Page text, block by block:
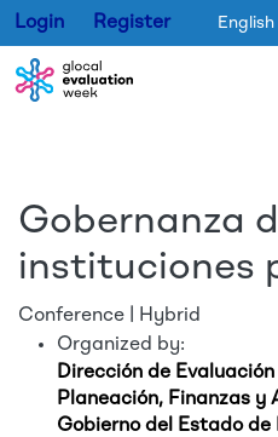
Login Register English
Gobernanza
instituciones
Conference | Hybrid
Organized by:
Dirección de
Planeación, Finanzas y
Gobierno del Estado de